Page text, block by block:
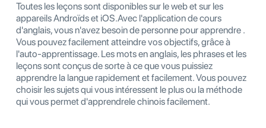
Toutes les leçons sont disponibles sur le web et sur les
appareils Androïds et iOS.Avec l'application de cours
d'anglais, vous n'avez besoin de personne pour apprendre .
Vous pouvez facilement atteindre vos objectifs, grâce à
l'auto-apprentissage. Les mots en anglais, les phrases et les
leçons sont conçus de sorte à ce que vous puissiez
apprendre la langue rapidement et facilement. Vous pouvez
choisir les sujets qui vous intéressent le plus ou la méthode
qui vous permet d'apprendrele chinois facilement.